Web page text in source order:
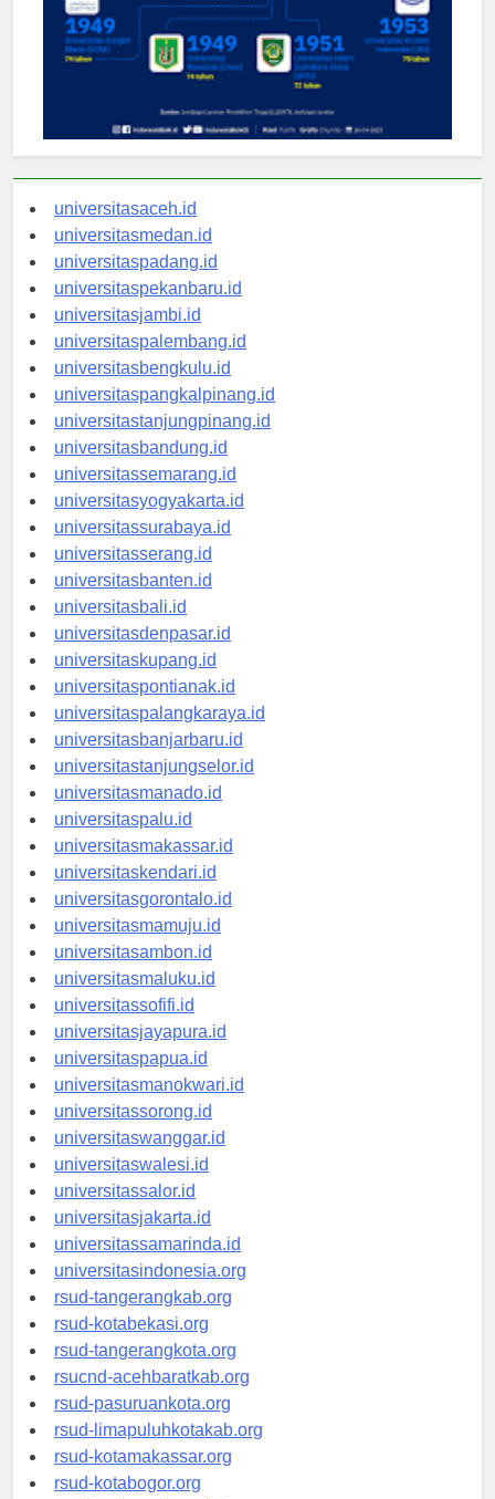
universitasaceh.id
universitasmedan.id
universitaspadang.id
universitaspekanbaru.id
universitasjambi.id
universitaspalembang.id
universitasbengkulu.id
universitaspangkalpinang.id
universitastanjungpinang.id
universitasbandung.id
universitassemarang.id
universitasyogyakarta.id
universitassurabaya.id
universitasserang.id
universitasbanten.id
universitasbali.id
universitasdenpasar.id
universitaskupang.id
universitaspontianak.id
universitaspalangkaraya.id
universitasbanjarbaru.id
universitastanjungselor.id
universitasmanado.id
universitaspalu.id
universitasmakassar.id
universitaskendari.id
universitasgorontalo.id
universitasmamuju.id
universitasambon.id
universitasmaluku.id
universitassofifi.id
universitasjayapura.id
universitaspapua.id
universitasmanokwari.id
universitassorong.id
universitaswanggar.id
universitaswalesi.id
universitassalor.id
universitasjakarta.id
universitassamarinda.id
universitasindonesia.org
rsud-tangerangkab.org
rsud-kotabekasi.org
rsud-tangerangkota.org
rsucnd-acehbaratkab.org
rsud-pasuruankota.org
rsud-limapuluhkotakab.org
rsud-kotamakassar.org